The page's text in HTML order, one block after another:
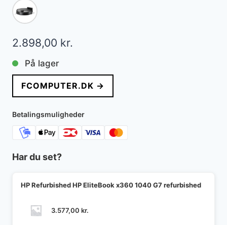
2.898,00 kr.
På lager
FCOMPUTER.DK →
Betalingsmuligheder
Har du set?
HP Refurbished HP EliteBook x360 1040 G7 refurbished
3.577,00 kr.